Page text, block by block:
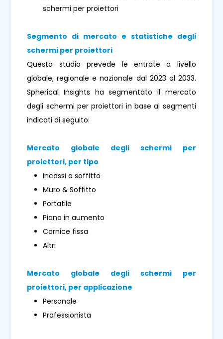
schermi per proiettori
Segmento di mercato e statistiche degli
schermi per proiettori
Questo studio prevede le entrate a livello
globale, regionale e nazionale dal 2023 al 2033.
Spherical Insights ha segmentato il mercato
degli schermi per proiettori in base ai segmenti
indicati di seguito:
Mercato globale degli schermi per
proiettori, per tipo
Incassi a soffitto
Muro & Soffitto
Portatile
Piano in aumento
Cornice fissa
Altri
Mercato globale degli schermi per
proiettori, per applicazione
Personale
Professionista